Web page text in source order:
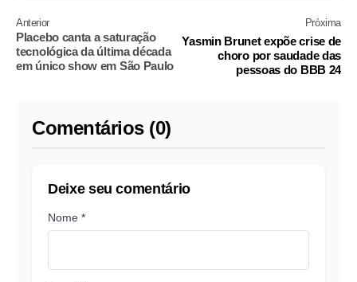
Anterior
Placebo canta a saturação
tecnológica da última década
em único show em São Paulo
Próxima
Yasmin Brunet expõe crise de
choro por saudade das
pessoas do BBB 24
Comentários (0)
Deixe seu comentário
Nome *